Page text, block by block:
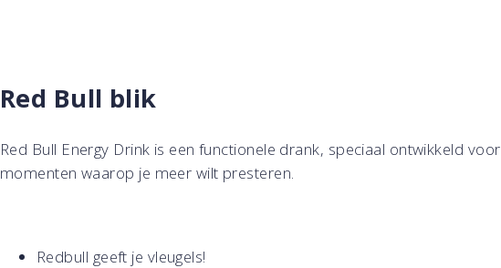
Red Bull blik
Red Bull Energy Drink is een functionele drank, speciaal ontwikkeld voor
momenten waarop je meer wilt presteren.
Redbull geeft je vleugels!